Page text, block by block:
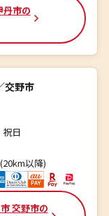
丹市の
交野市
日
以降)
交野市の